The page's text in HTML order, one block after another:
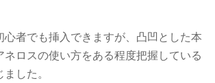
心者でも挿入できますが、凸凹とした本
ネロスの使い方をある程度把握している
した。